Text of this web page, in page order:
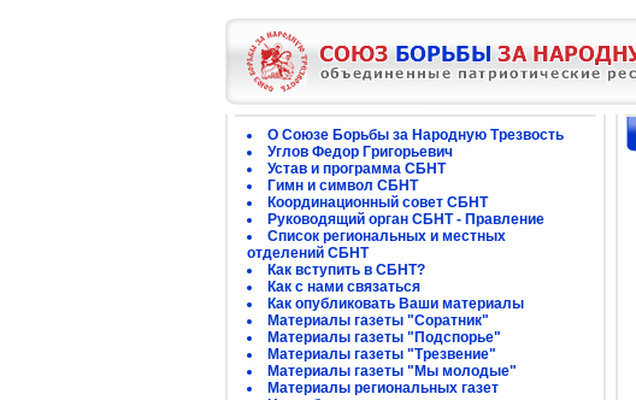
О Союзе Борьбы за Народную Трезвость
Углов Федор Григорьевич
Устав и программа СБНТ
Гимн и символ СБНТ
Координационный совет СБНТ
Руководящий орган СБНТ - Правление
Список региональных и местных
отделений СБНТ
Как вступить в СБНТ?
Как с нами связаться
Как опубликовать Ваши материалы
Материалы газеты "Соратник"
Материалы газеты "Подспорье"
Материалы газеты "Трезвение"
Материалы газеты "Мы молодые"
Материалы региональных газет